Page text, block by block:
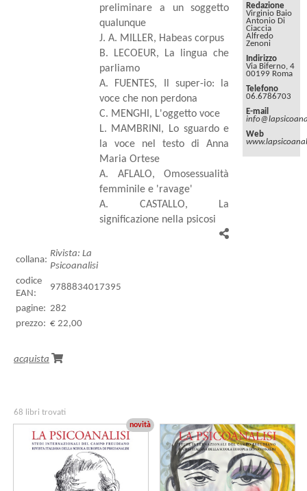
preliminare a un soggetto
qualunque
J. A. MILLER, Habeas corpus
B. LECOEUR, La lingua che
parliamo
A. FUENTES, Il super-io: la
voce che non perdona
C. MENGHI, L'oggetto voce
L. MAMBRINI, Lo sguardo e
la voce nel testo di Anna
Maria Ortese
A. AFLALO, Omosessualità
femminile e 'ravage'
A. CASTALLO, La
significazione nella psicosi
Redazione
Virginio Baio
Antonio Di
Ciaccia
Alfredo
Zenoni
Indirizzo
Via Biferno, 4
00199 Roma
Telefono
06.6786703
E-mail
Web
collana:
Rivista: La
Psicoanalisi
codice
EAN:
9788834017395
pagine: 282
prezzo: € 22,00
acquista
68 libri trovati
novità